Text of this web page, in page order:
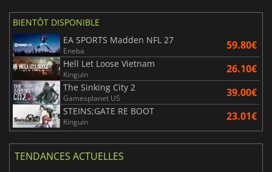
BIENTÔT DISPONIBLE
EA SPORTS Madden NFL 27
Eneba 59.80€
Hell Let Loose Vietnam
Kinguin 26.10€
The Sinking City 2
Gamesplanet US 39.00€
STEINS;GATE RE BOOT
Kinguin 23.01€
TENDANCES ACTUELLES